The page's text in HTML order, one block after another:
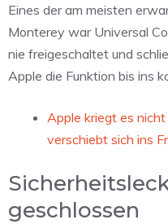
Eines der am meisten
Monterey war Universal
nie freigeschaltet und
Apple die Funktion bis ins
Apple kriegt es nicht
verschiebt sich ins
geschlossen